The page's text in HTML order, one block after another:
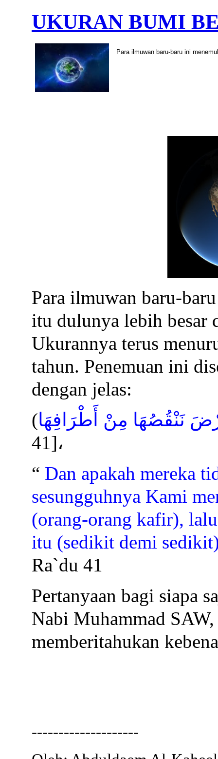
UKURAN BUMI
Para ilmuwan baru-baru ini
Para ilmuwan baru-
itu dulunya lebih besar
Ukurannya terus
tahun. Penemuan ini
dengan jelas:
(نَنْقُصُهَا مِنْ أَطْرَافِهَا
41]،
“ Dan apakah mereka
sesungguhnya Kami
(orang-orang kafir),
itu (sedikit demi
Ra`du 41
Pertanyaan bagi siapa
Nabi Muhammad
memberitahukan
--------------------